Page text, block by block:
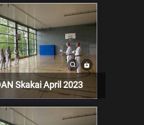
DAN Skakai April 2023